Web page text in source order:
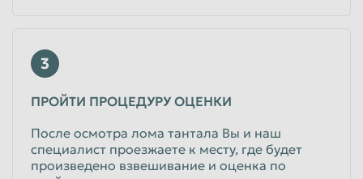
3
ПРОЙТИ ПРОЦЕДУРУ ОЦЕНКИ
После осмотра лома тантала Вы и наш
специалист проезжаете к месту, где будет
произведено взвешивание и оценка по